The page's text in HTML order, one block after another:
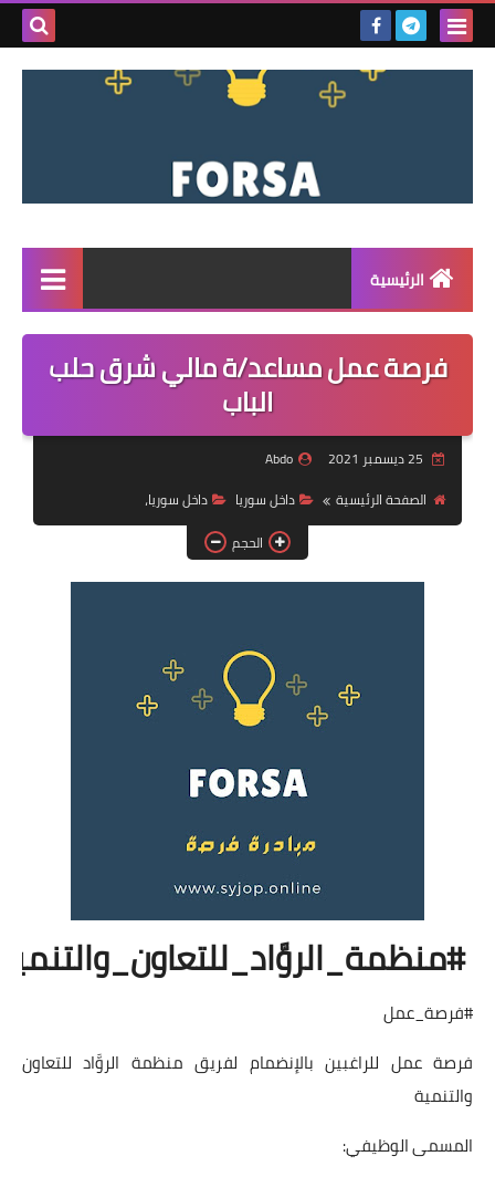
بحث
الرئيسية
القائمة
مناقصات
فرص عمل داخل سوريا
فرص عمل في العراق
فرص عمل في اليمن
دورات تدريبية
فرصة عمل مساعد/ة مالي شرق حلب
الباب
Abdo
الصفحة الرئيسية
داخل سوريا
داخل سوريا،
الحجم
#فرصة_عمل
فرصة عمل للراغبين بالإنضمام لفريق منظمة الروَّاد للتعاون
والتنمية
المسمى الوظيفي: